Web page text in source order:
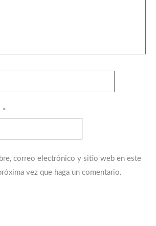
*
correo electrónico y sitio web en este
vez que haga un comentario.